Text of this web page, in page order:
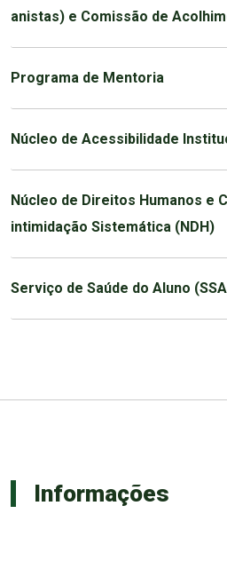
anistas) e Comissão de
Programa de Mentoria
Núcleo de Acessibilidade
Núcleo de Direitos Humanos e
intimidação Sistemática (NDH)
Serviço de Saúde do Aluno
Informações